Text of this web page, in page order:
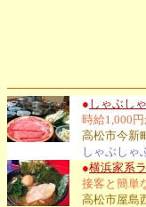
● しゃぶし
時給1,000
高松市今新
しゃぶしゃ
●横浜家系
接客と簡単
高松市屋島